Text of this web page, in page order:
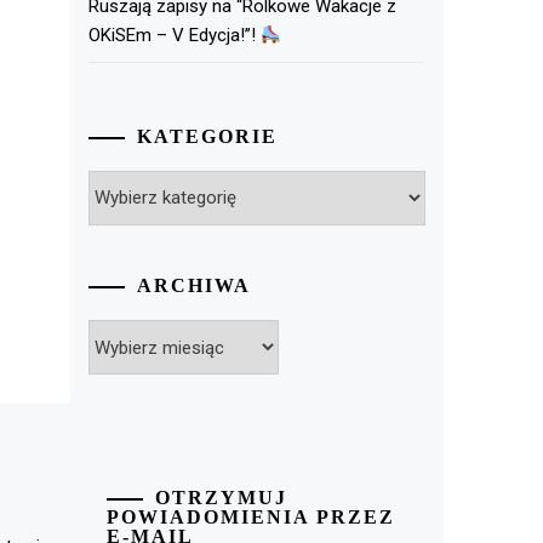
Ruszają zapisy na “Rolkowe Wakacje z
OKiSEm – V Edycja!”!
KATEGORIE
ARCHIWA
OTRZYMUJ
POWIADOMIENIA PRZEZ
E-MAIL